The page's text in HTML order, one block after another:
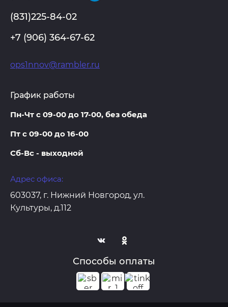
Способы оплаты
(831)225-84-02
+7 (906) 364-67-62
ops1nnov@rambler.ru
График работы
Пн-Чт с 09-00 до 17-00, без обеда
Пт с 09-00 до 16-00
Сб-Вс - выходной
Адрес офиса:
603037, г. Нижний Новгород, ул.
Культуры, д.112